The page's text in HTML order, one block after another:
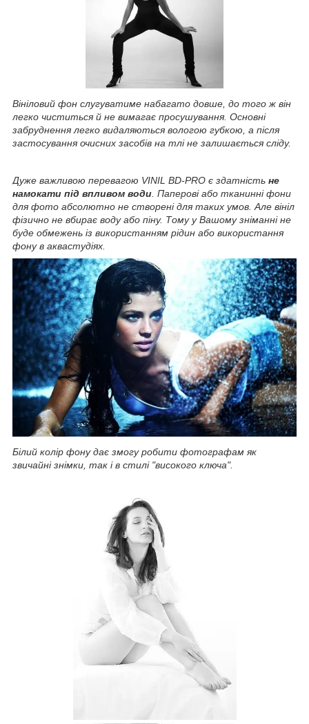
Вініловий фон слугуватиме набагато довше, до того ж він
легко чиститься й не вимагає просушування. Основні
забруднення легко видаляються вологою губкою, а після
застосування очисних засобів на тлі не залишається сліду.
Дуже важливою перевагою VINIL BD-PRO є здатність не
намокати під впливом води. Паперові або тканинні фони
для фото абсолютно не створені для таких умов. Але вініл
фізично не вбирає воду або піну. Тому у Вашому зніманні не
буде обмежень із використанням рідин або використання
фону в аквастудіях.
Білий колір фону дає змогу робити фотографам як
звичайні знімки, так і в стилі "високого ключа".